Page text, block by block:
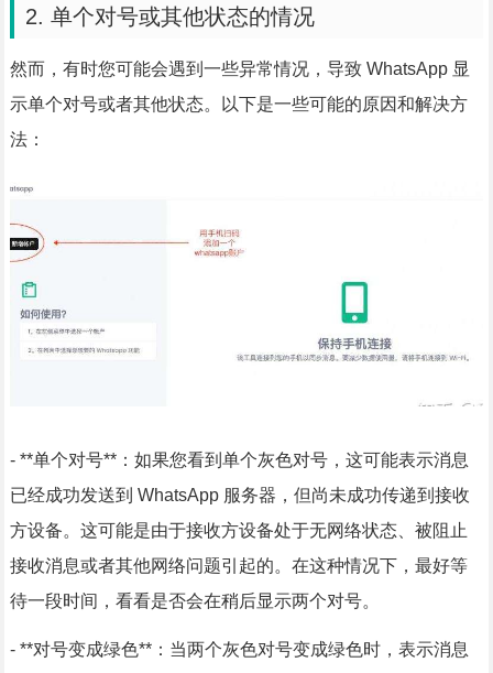
2. 单个对号或其他状态的情况
然而，有时您可能会遇到一些异常情况，导致 WhatsApp 显
示单个对号或者其他状态。以下是一些可能的原因和解决方
法：
- **单个对号**：如果您看到单个灰色对号，这可能表示消息
已经成功发送到 WhatsApp 服务器，但尚未成功传递到接收
方设备。这可能是由于接收方设备处于无网络状态、被阻止
接收消息或者其他网络问题引起的。在这种情况下，最好等
待一段时间，看看是否会在稍后显示两个对号。
- **对号变成绿色**：当两个灰色对号变成绿色时，表示消息